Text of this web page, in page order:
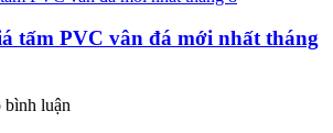
tấm PVC vân đá mới nhất tháng
luận